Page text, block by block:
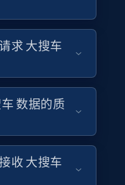
立即购买
Hashtags, Num
Views, and
求 大搜车
数据的质
收 大搜车